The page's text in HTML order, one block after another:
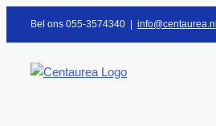
Bel ons 055-3574340 info@centaurea.nl